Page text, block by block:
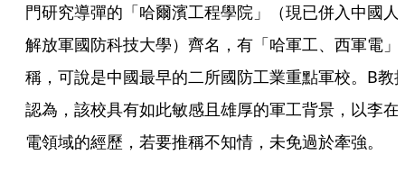
門研究導彈的「哈爾濱工程學院」（現已併入中國人
解放軍國防科技大學）齊名，有「哈軍工、西軍電」
稱，可說是中國最早的二所國防工業重點軍校。B教
認為，該校具有如此敏感且雄厚的軍工背景，以李在
電領域的經歷，若要推稱不知情，未免過於牽強。